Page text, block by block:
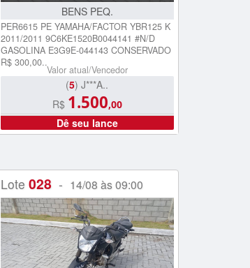
BENS PEQ.
PER6615 PE YAMAHA/FACTOR YBR125 K
2011/2011 9C6KE1520B0044141 #N/D
GASOLINA E3G9E-044143 CONSERVADO
R$ 300,00..
Valor atual/Vencedor
(5) J***A..
R$ 1.500,00
Dê seu lance
Lote 028- 14/08 às 09:00